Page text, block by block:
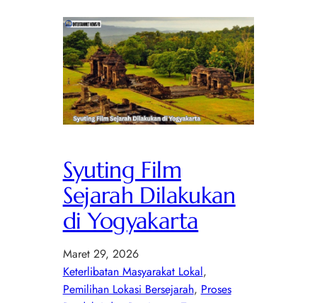
Syuting Film
Sejarah Dilakukan
di Yogyakarta
Maret 29, 2026
Keterlibatan Masyarakat Lokal
Pemilihan Lokasi Bersejarah, Proses